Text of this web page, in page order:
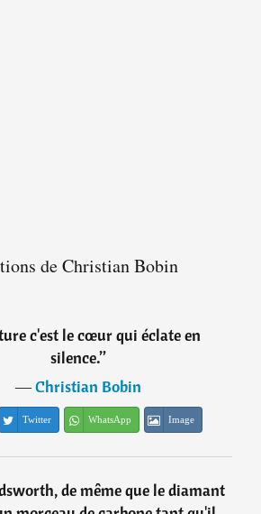
de Christian Bobin
c'est le cœur qui éclate en
silence.”
―Christian Bobin
Twitter WhatsApp Image
de même que le diamant